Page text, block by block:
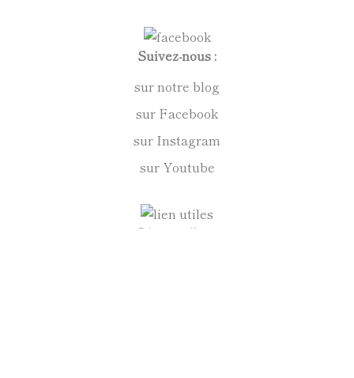
Suivez-nous :
sur notre blog
sur Facebook
sur Instagram
sur Youtube
Liens utiles :